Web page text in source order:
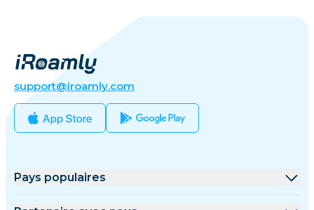
support@iroamly.com
Pays populaires
États-Unis